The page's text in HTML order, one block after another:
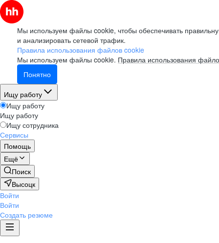
Мы используем файлы cookie, чтобы обеспечивать
и анализировать сетевой трафик.
Правила использования файлов cookie
Мы используем файлы cookie. Правила использования
Понятно
Ищу работу
Ищу работу
Ищу работу
Ищу сотрудника
Сервисы
Помощь
Ещё
Поиск
Высоцк
Войти
Войти
Создать резюме